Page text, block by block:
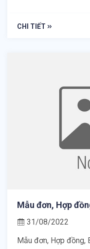
CHI TIẾT
Mẫu đơn, Hợp
31/08/2022
Mẫu đơn, Hợp đồng,